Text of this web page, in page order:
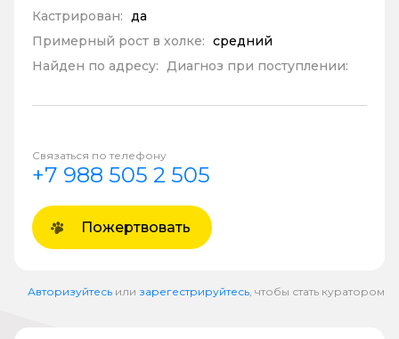
Кастрирован: да
Примерный рост в холке: средний
Найден по адресу: Диагноз при поступлении:
Связаться по телефону
+7 988 505 2 505
Пожертвовать
Авторизуйтесь или зарегестрируйтесь , чтобы стать куратором